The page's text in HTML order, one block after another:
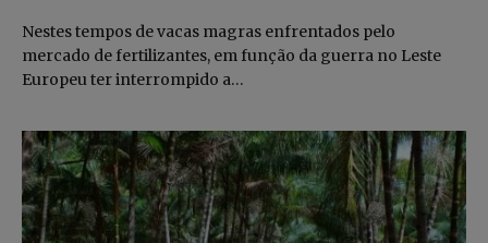
Nestes tempos de vacas magras enfrentados pelo
mercado de fertilizantes, em função da guerra no Leste
Europeu ter interrompido a…